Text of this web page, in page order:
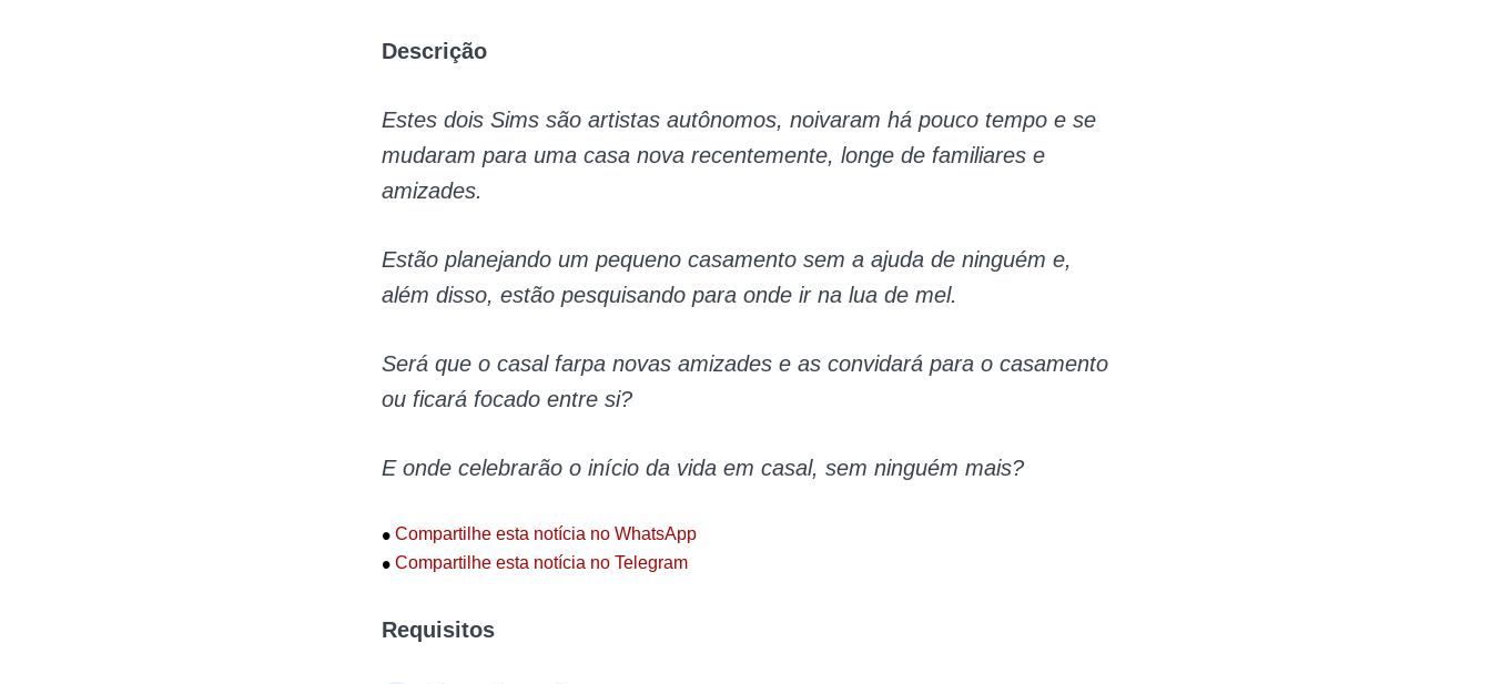
Descrição
Estes dois Sims são artistas autônomos, noivaram há pouco tempo e se
mudaram para uma casa nova recentemente, longe de familiares e
amizades.
Estão planejando um pequeno casamento sem a ajuda de ninguém e,
além disso, estão pesquisando para onde ir na lua de mel.
Será que o casal farpa novas amizades e as convidará para o casamento
ou ficará focado entre si?
E onde celebrarão o início da vida em casal, sem ninguém mais?
• Compartilhe esta notícia no WhatsApp
• Compartilhe esta notícia no Telegram
Requisitos